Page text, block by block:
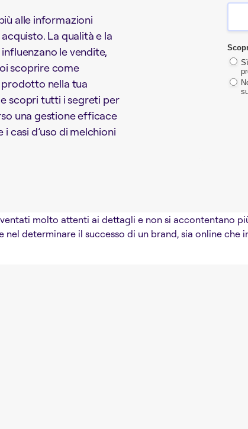
alle informazioni
La qualità e la
le vendite,
scoprire come
nella tua
scopri tutti i segreti per
una gestione efficace
casi d’uso di melchioni
molto attenti ai dettagli e non si accontentano
determinare il successo di un brand, sia online